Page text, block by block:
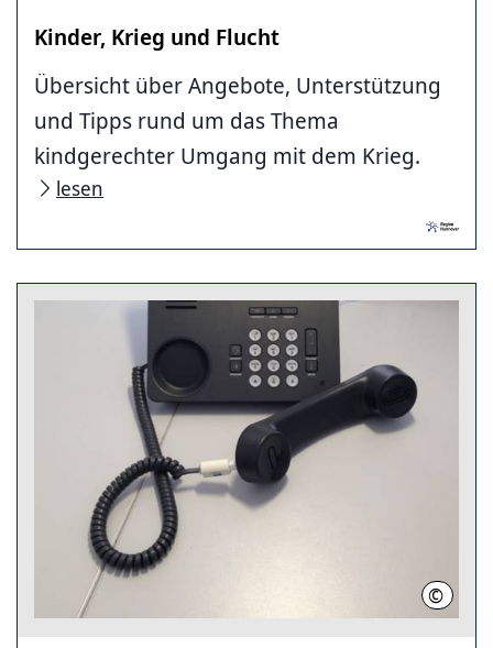
Kinder, Krieg und Flucht
Übersicht über Angebote, Unterstützung
und Tipps rund um das Thema
kindgerechter Umgang mit dem Krieg.
lesen
©